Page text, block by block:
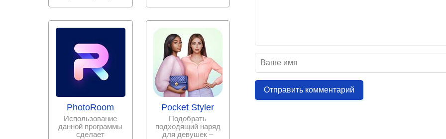
Отправить комментарий
PhotoRoom
Использование
данной программы
сделает
Pocket Styler
Подобрать
подходящий наряд
для девушек –